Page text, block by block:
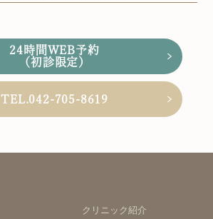
24時間WEB予約
（初診限定）
TEL.042-705-8619
クリニック紹介